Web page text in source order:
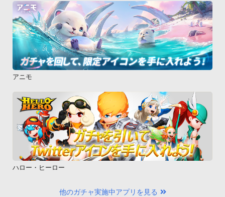
アニモ
ハロー・ヒーロー
他のガチャ実施中アプリを見る